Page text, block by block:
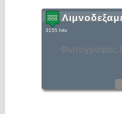
Φωτογραφίες
3155 hits